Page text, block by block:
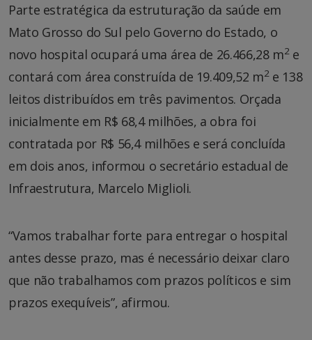
Parte estratégica da estruturação da saúde em
Mato Grosso do Sul pelo Governo do Estado, o
novo hospital ocupará uma área de 26.466,28 m2e
contará com área construída de 19.409,52 m2e 138
leitos distribuídos em três pavimentos. Orçada
inicialmente em R$ 68,4 milhões, a obra foi
contratada por R$ 56,4 milhões e será concluída
em dois anos, informou o secretário estadual de
Infraestrutura, Marcelo Miglioli.
“Vamos trabalhar forte para entregar o hospital
antes desse prazo, mas é necessário deixar claro
que não trabalhamos com prazos políticos e sim
prazos exequíveis”, afirmou.